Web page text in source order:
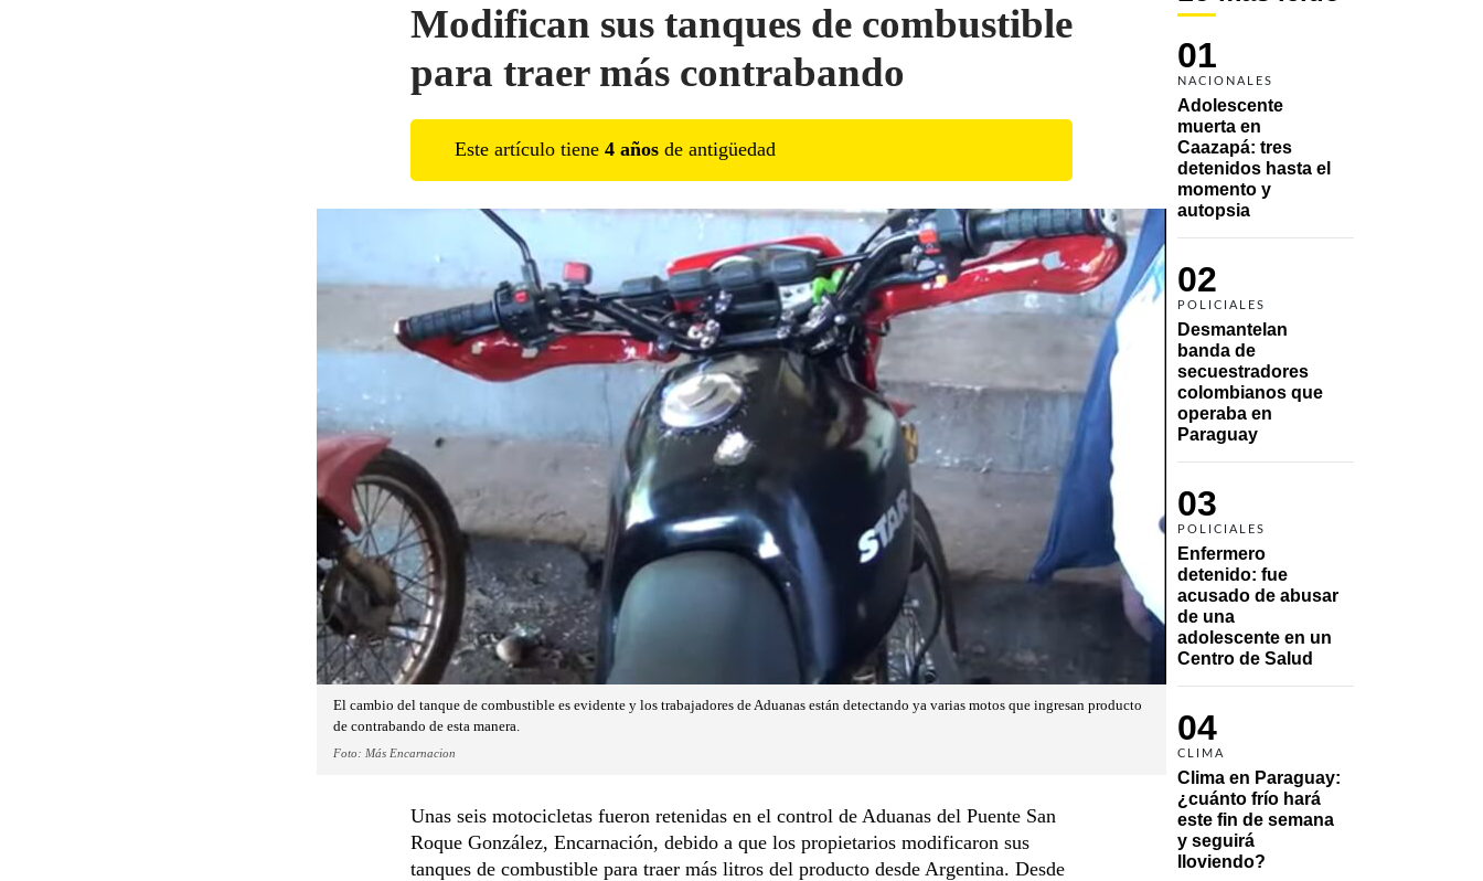
01
NACIONALES
Adolescente
muerta en
Caazapá: tres
detenidos hasta el
momento y
autopsia
02
POLICIALES
Desmantelan
banda de
secuestradores
colombianos que
operaba en
Paraguay
03
POLICIALES
Enfermero
detenido: fue
acusado de abusar
de una
adolescente en un
Centro de Salud
04
CLIMA
Clima en Paraguay:
¿cuánto frío hará
este fin de semana
y seguirá
lloviendo?
Modifican sus tanques de combustible
para traer más contrabando
Este artículo tiene 4 años de antigüedad
El cambio del tanque de combustible es evidente y los trabajadores de Aduanas están detectando ya varias motos que ingresan producto
de contrabando de esta manera.
Foto: Más Encarnacion
Unas seis motocicletas fueron retenidas en el control de Aduanas del Puente San
Roque González, Encarnación, debido a que los propietarios modificaron sus
tanques de combustible para traer más litros del producto desde Argentina. Desde